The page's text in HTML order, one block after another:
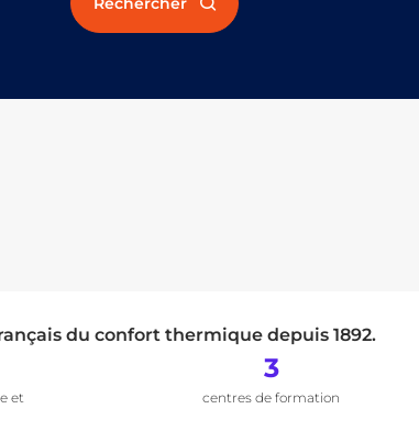
du confort thermique depuis 1892.
et
3
centres de formation